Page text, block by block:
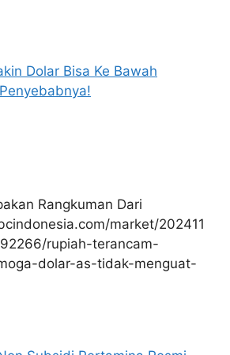
Dolar Bisa Ke Bawah
Rangkuman Dari
market/202411
rupiah-terancam-
dolar-as-tidak-menguat-